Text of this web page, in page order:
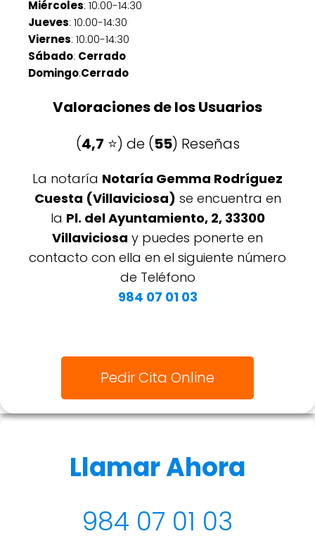
Miércoles: 10:00-14:30
Jueves: 10:00-14:30
Viernes: 10:00-14:30
Sábado: Cerrado
Domingo:Cerrado
Valoraciones de los Usuarios
(4,7 ⭐️) de (55) Reseñas
La notaría Notaría Gemma Rodríguez
Cuesta (Villaviciosa) se encuentra en
la Pl. del Ayuntamiento, 2, 33300
Villaviciosa y puedes ponerte en
contacto con ella en el siguiente número
de Teléfono
984 07 01 03
Pedir Cita Online
Llamar Ahora
984 07 01 03